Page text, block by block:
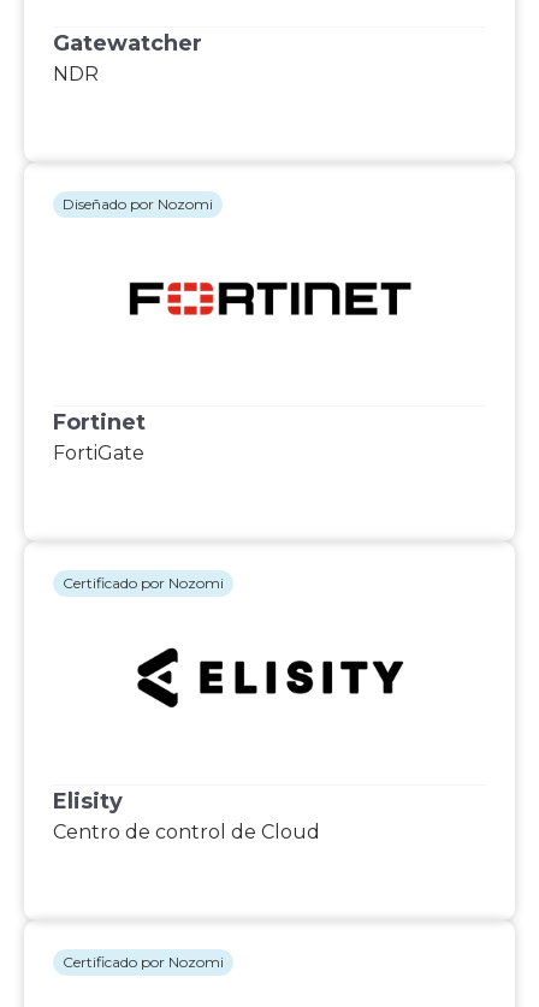
Gatewatcher
NDR
Fortinet
FortiGate
Diseñado por Nozomi
Elisity
Centro de control de Cloud
Certificado por Nozomi
Certificado por Nozomi